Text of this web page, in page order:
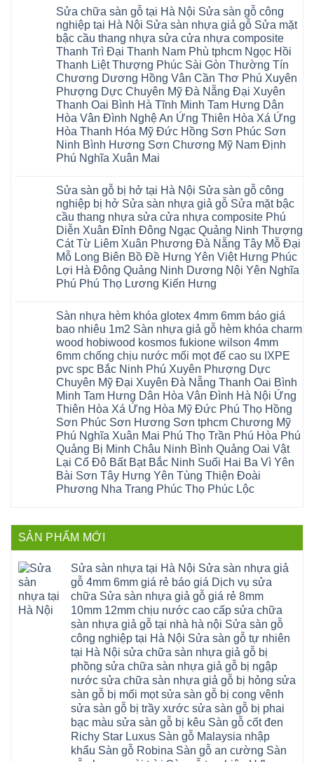
Thanh
Xuân
Kim
Động
Văn
Giang
Cầu
Giấy
Văn
Lâm
tphcm
Khoái
Châu
Trì
Thanh
Xuân
Đoan
Hùng
Thanh
Ba
Giấy
Hạ
Hòa
Cẩm
Khê
Tây
Hồ
Yên
Lập
Thanh
Ninh
hưng
yên
Lâm
Thao
Tam
Nông
hải
phòng
Thanh
Thủy
Hoài
Đức
Bình
Dương
Thủ
Đức
Thanh
Xuân
Thái
Nguyên
Phú
Thọ
Bắc
Giang
Long
Biên
Hải
Dương
Bắc
Ninh
Gia
Lâm
Nam
Hà
Nội
Hưng
Yên
Đông
Anh
Nam
Định
Sóc
Sơn
Ninh
Bình
Thái
Bình
Vĩnh
Phúc
Tây
Hồ
Thanh
Hóa
Đống
Đa
Nghệ
An
nhựa
giả
gỗ
cong
vênh
Sửa
mặt
bậc
cầu
thang
nhựa
sửa
cửa
nhựa
composite
hoài
đức
đan
thanh
ứng
hòa
long
biên
sài
gòn
đông
anh
sóc
sơn
đà
nẵng
thanh
xuân
cầu
giấy
hoành
bồ
long
ninh
giang
hoàng
mai
quảng
ninh
tây
hồ
sơn
tây
thất
mê
đức
phòng
xuyên
giang
bình
luận
ở
Sửa
chữa
sàn
bị
phồng
tại
Hà
Sửa
sàn
gỗ
công
nghiệp
Nội
Sửa
sàn
nhựa
giả
gỗ
Sửa
mặt
bậc
cầu
thang
nhựa
nhựa
composite
Phúc
Thọ
Phúc
Lộc
Hát
Môn
Sài
Gòn
Thạch
Thất
Hạ
Bằng
Tây
Phương
tphcm
Hòa
Lạc
Yên
Xuân
Đạo
Đà
Nẵng
Hoài
Đồng
Đồng
Khánh
Phượng
Sửa chữa sàn gỗ tại Hà Nội Sửa sàn gỗ công
nghiệp tại Hà Nội Sửa sàn nhựa giả gỗ Sửa mặt
bậc cầu thang nhựa sửa cửa nhựa composite
Thanh Trì Đại Thanh Nam Phù tphcm Ngọc Hồi
Thanh Liệt Thượng Phúc Sài Gòn Thường Tín
Chương Dương Hồng Vân Cần Thơ Phú Xuyên
Phượng Dực Chuyên Mỹ Đà Nẵng Đại Xuyên
Thanh Oai Bình Hà Tĩnh Minh Tam Hưng Dân
Hòa Vân Đình Nghệ An Ứng Thiên Hòa Xá Ứng
Hòa Thanh Hóa Mỹ Đức Hồng Sơn Phúc Sơn
Ninh Bình Hương Sơn Chương Mỹ Nam Định
Phú Nghĩa Xuân Mai
bình
luận
ở
Sửa
chữa
sàn
gỗ
tại
Hà
Nội
Sửa
nghiệp
tại
Nội
Sửa
nhựa
giả
gỗ
Sửa
mặt
bậc
cầu
thang
nhựa
sửa
cửa
nhựa
composite
Thanh
Nam
Phù
Thanh
Thượng
Phúc
Thường
Dương
Hồng
Xuyên
Phượng
Chuyên
Sửa sàn gỗ bị hở tại Hà Nội Sửa sàn gỗ công
nghiệp bị hở Sửa sàn nhựa giả gỗ Sửa mặt bậc
cầu thang nhựa sửa cửa nhựa composite Phú
Diễn Xuân Đỉnh Đông Ngạc Quảng Ninh Thượng
Cát Từ Liêm Xuân Phương Đà Nẵng Tây Mỗ Đại
Mỗ Long Biên Bồ Đề Hưng Yên Việt Hưng Phúc
Lợi Hà Đông Quảng Ninh Dương Nội Yên Nghĩa
Phú Phú Thọ Lương Kiến Hưng
bình
luận
ở
Sửa
sàn
gỗ
bị
hở
tại
Hà
Nội
sàn
gỗ
công
nghiệp
hở
Sửa
sàn
Sửa
mặt
bậc
cầu
nhựa
nhựa
composite
Đông
Quảng
Thượng
Xuân
Phương
Nẵng
Sàn nhựa hèm khóa glotex 4mm 6mm báo giá
bao nhiêu 1m2 Sàn nhựa giả gỗ hèm khóa charm
wood hobiwood kosmos fukione wilson 4mm
6mm chống chịu nước mối mọt đế cao su IXPE
pvc spc Bắc Ninh Phú Xuyên Phượng Dực
Chuyên Mỹ Đại Xuyên Đà Nẵng Thanh Oai Bình
Minh Tam Hưng Dân Hòa Vân Đình Hà Nội Ứng
Thiên Hòa Xá Ứng Hòa Mỹ Đức Phú Thọ Hồng
Sơn Phúc Sơn Hương Sơn tphcm Chương Mỹ
Phú Nghĩa Xuân Mai Phú Thọ Trần Phú Hòa Phú
Quảng Bị Minh Châu Ninh Bình Quảng Oai Vật
Lại Cổ Đô Bất Bạt Bắc Ninh Suối Hai Ba Vì Yên
Bài Sơn Tây Hưng Yên Tùng Thiện Đoài
Phương Nha Trang Phúc Thọ Phúc Lộc
luận
ở
glotex
4mm
nhiêu
charm
wood
hobiwood
kosmos
fukione
SẢN PHẨM MỚI
Sửa sàn nhựa tại Hà Nội Sửa sàn nhựa giả
gỗ 4mm 6mm giá rẻ báo giá Dịch vụ sửa
chữa Sửa sàn nhựa giả gỗ giá rẻ 8mm
10mm 12mm chịu nước cao cấp sửa chữa
sàn nhựa giả gỗ tại nhà hà nội Sửa sàn gỗ
công nghiệp tại Hà Nội Sửa sàn gỗ tự nhiên
tại Hà Nội sửa chữa sàn nhựa giả gỗ bị
phồng sửa chữa sàn nhựa giả gỗ bị ngập
nước sửa chữa sàn nhựa giả gỗ bị hỏng sửa
sàn gỗ bị mối mọt sửa sàn gỗ bị cong vênh
sửa sàn gỗ bị trầy xước sửa sàn gỗ bị phai
bạc màu sửa sàn gỗ bị kêu Sàn gỗ cốt đen
Richy Star Luxus Sàn gỗ Malaysia nhập
khẩu Sàn gỗ Robina Sàn gỗ an cường Sàn